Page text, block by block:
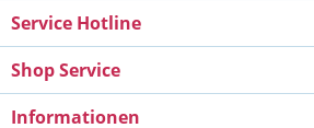
Service Hotline
Shop Service
Informationen